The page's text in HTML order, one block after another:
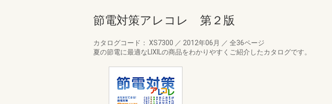
節電対策アレコレ 第２版
カタログコード： XS7300 ／ 2012年06月 ／ 全36ページ
夏の節電に最適なLIXILの商品をわかりやすくご紹介したカタログです。